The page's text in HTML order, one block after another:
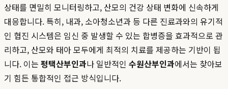
상태를 면밀히 모니터링하고, 산모의 건강 상태 변화에 신속하게
대응합니다. 특히, 내과, 소아청소년과 등 다른 진료과와의 유기적
인 협진 시스템은 임신 중 발생할 수 있는 합병증을 효과적으로 관
리하고, 산모와 태아 모두에게 최적의 치료를 제공하는 기반이 됩
니다. 이는 평택산부인과나 일반적인 수원산부인과에서는 찾아보
기 힘든 통합적인 접근 방식입니다.